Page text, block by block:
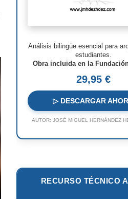
Richard Meier
Aldo Rossi
Jacques Herzog
Rem Koolhaas
Oscar Niemeyer
Análisis bilingüe esencial para
estudiantes.
Obra incluida en la
29,95 €
▷ DESCARGAR
AUTOR: JOSÉ MIGUEL HERNÁNDEZ
RECURSO TÉCNICO